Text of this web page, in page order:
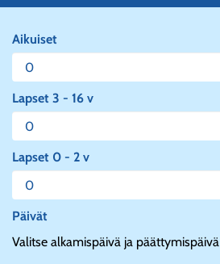
Aikuiset
Lapset 3 - 16 v
Lapset 0 - 2 v
Päivät
Valitse alkamispäivä ja päättymispäivä